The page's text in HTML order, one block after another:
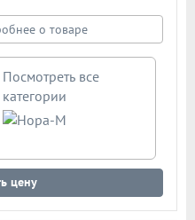
о товаре
Посмотреть все
категории
цену